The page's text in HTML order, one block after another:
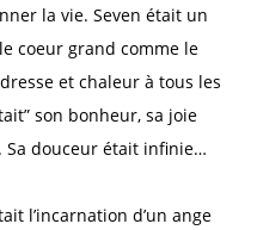
la vie. Seven était un
coeur grand comme le
et chaleur à tous les
son bonheur, sa joie
Sa douceur était infinie…
l’incarnation d’un ange